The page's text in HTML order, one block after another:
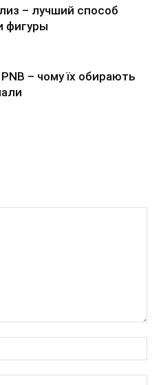
– лучший способ
фигуры
– чому їх обирають